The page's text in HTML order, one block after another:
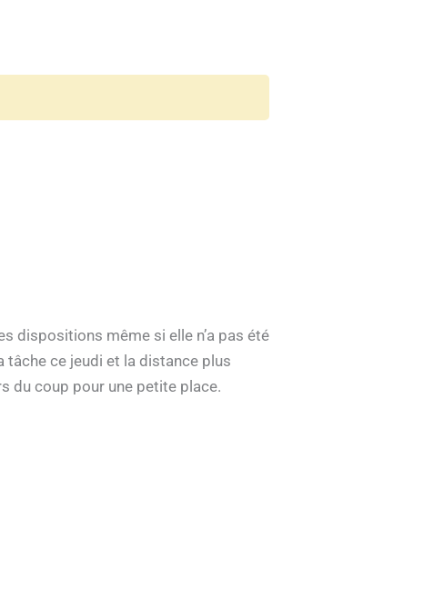
dispositions même si elle n’a pas été
tâche ce jeudi et la distance plus
du coup pour une petite place.